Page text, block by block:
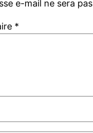
e-mail ne sera
*